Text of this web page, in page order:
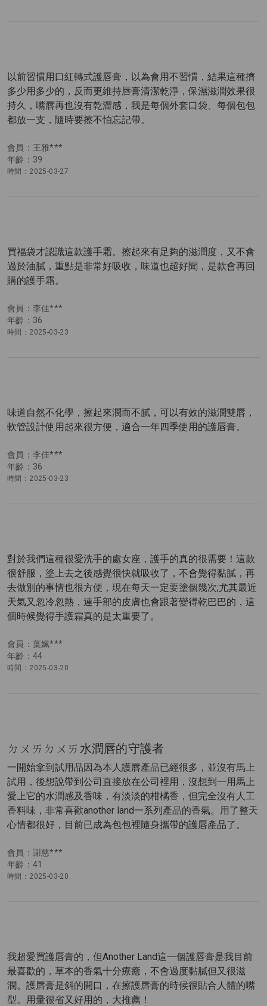
會員：王雅***
年齡：39
時間：2025-03-27
以前習慣用口紅轉式護唇膏，以為會用不習慣，結果這種擠
多少用多少的，反而更維持唇膏清潔乾淨，保濕滋潤效果很
持久，嘴唇再也沒有乾澀感，我是每個外套口袋、每個包包
都放一支，隨時要擦不怕忘記帶。
會員：李佳***
年齡：36
時間：2025-03-23
買福袋才認識這款護手霜。擦起來有足夠的滋潤度，又不會
過於油膩，重點是非常好吸收，味道也超好聞，是款會再回
購的護手霜。
會員：李佳***
年齡：36
時間：2025-03-23
味道自然不化學，擦起來潤而不膩，可以有效的滋潤雙唇，
軟管設計使用起來很方便，適合一年四季使用的護唇膏。
會員：葉姵***
年齡：44
時間：2025-03-20
對於我們這種很愛洗手的處女座，護手的真的很需要！這款
很舒服，塗上去之後感覺很快就吸收了，不會覺得黏膩，再
去做別的事情也很方便，現在每天一定要塗個幾次;尤其最近
天氣又忽冷忽熱，連手部的皮膚也會跟著變得乾巴巴的，這
個時候覺得手護霜真的是太重要了。
會員：謝慈***
年齡：41
時間：2025-03-20
ㄉㄨㄞㄉㄨㄞ水潤唇的守護者
一開始拿到試用品因為本人護唇產品已經很多，並沒有馬上
試用，後想說帶到公司直接放在公司裡用，沒想到一用馬上
愛上它的水潤感及香味，有淡淡的柑橘香，但完全沒有人工
香料味，非常喜歡another land一系列產品的香氣。用了整天
心情都很好，目前已成為包包裡隨身攜帶的護唇產品了。
我超愛買護唇膏的，但Another Land這一個護唇膏是我目前
最喜歡的，草本的香氣十分療癒，不會過度黏膩但又很滋
潤。護唇膏是斜的開口，在擦護唇膏的時候很貼合人體的嘴
型。用量很省又好用的，大推薦！